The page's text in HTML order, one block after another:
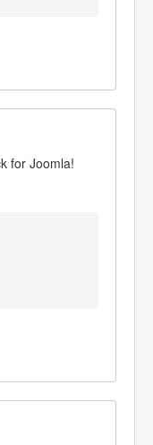
for Joomla!